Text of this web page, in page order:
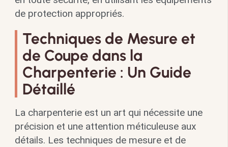
de protection appropriés.
Techniques de Mesure et
de Coupe dans la
Charpenterie : Un Guide
Détaillé
La charpenterie est un art qui nécessite une
précision et une attention méticuleuse aux
détails. Les techniques de mesure et de